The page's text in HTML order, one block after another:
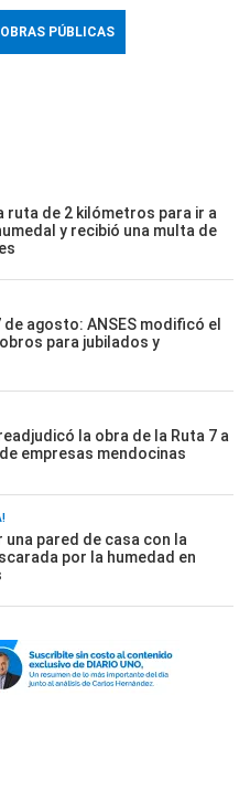
OBRAS PÚBLICAS
ruta de 2 kilómetros para ir a
y recibió una multa de
de agosto: ANSES modificó el
para jubilados y
la obra de la Ruta 7 a
empresas mendocinas
una pared de casa con la
por la humedad en